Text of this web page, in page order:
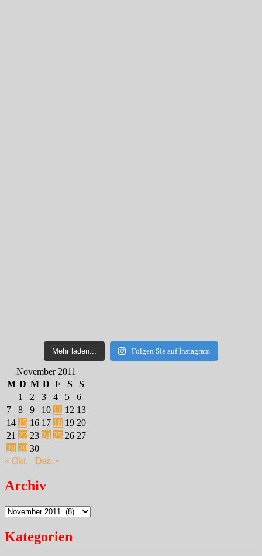
Mehr laden... Folgen Sie auf Instagram
November 2011
M D M D F S
S
1
2 3 4 5
6
7
8 9 10 11 12 13
14 15 16 17 18 19 20
21 22 23 24 25 26 27
28 29 30
« Okt.
Dez. »
Archiv
Archiv
Kategorien